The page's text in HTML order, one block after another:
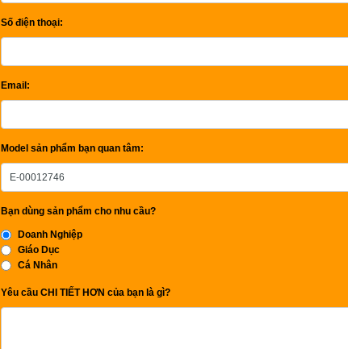
Số điện thoại:
Email:
Model sản phẩm bạn quan tâm:
Bạn dùng sản phẩm cho nhu cầu?
Doanh Nghiệp
Giáo Dục
Cá Nhân
Yêu cầu CHI TIẾT HƠN của bạn là gì?